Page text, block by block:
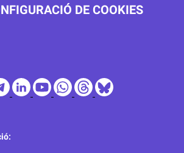
DE COOKIES